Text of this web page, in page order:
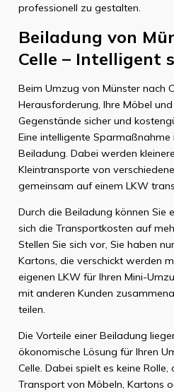
professionell zu gestalten.
Beiladung von
Celle – Intelligent
Beim Umzug von Münster nach
Herausforderung, Ihre Möbel
Gegenstände sicher und
Eine intelligente Sparmaßnahme
Beiladung. Dabei werden
Kleintransporte von
gemeinsam auf einem LKW
Durch die Beiladung können Sie
sich die Transportkosten auf
Stellen Sie sich vor, Sie haben
Kartons, die verschickt werden
eigenen LKW für Ihren Mini-
mit anderen Kunden
teilen.
Die Vorteile einer Beiladung
ökonomische Lösung für Ihren
Celle. Dabei spielt es keine Rolle,
Transport von Möbeln, Kartons